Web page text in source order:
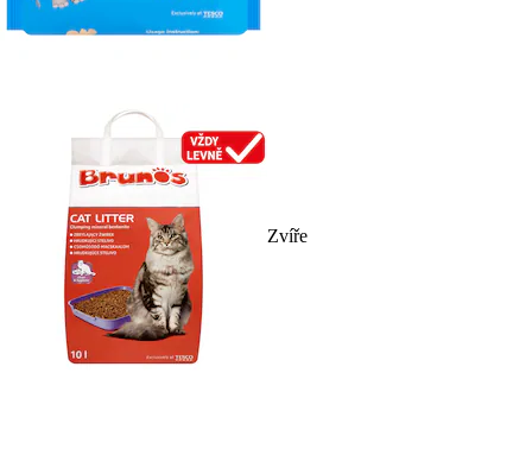
Zvíře